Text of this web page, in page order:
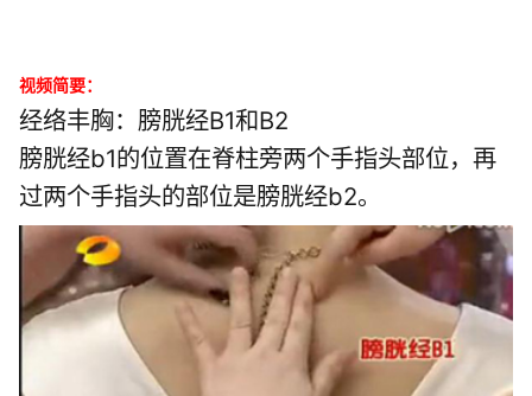
视频简要：
经络丰胸：膀胱经B1和B2
膀胱经b1的位置在脊柱旁两个手指头部位，再
过两个手指头的部位是膀胱经b2。